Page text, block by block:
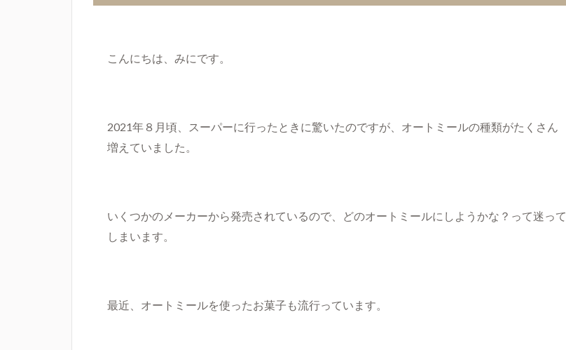
こんにちは、みにです。
2021年８月頃、スーパーに行ったときに驚いたのですが、 オート ミールの種類がたくさん
増えていました。
いくつかのメーカーから発売されているので、どのオートミールにしよう かな？って迷って
しまいます。
最近、オートミールを使ったお菓子も流行っています。